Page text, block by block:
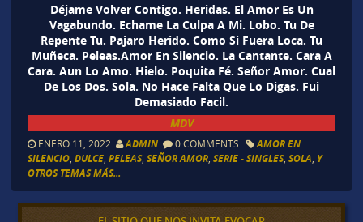
Déjame Volver Contigo. Heridas. El Amor Es Un
Vagabundo. Echame La Culpa A Mi. Lobo. Tu De
Repente Tu. Pajaro Herido. Como Si Fuera Loca. Tu
Muñeca. Peleas.Amor En Silencio. La Cantante. Cara A
Cara. Aun Lo Amo. Hielo. Poquita Fé. Señor Amor. Cual
De Los Dos. Sola. No Hace Falta Que Lo Digas. Fui
Demasiado Facil.
MDV
ENERO 11, 2022 ADMIN 0 COMMENTS
AMOR EN
SILENCIO, DULCE, PELEAS, SEÑOR AMOR, SERIE - SINGLES, SOLA, Y
OTROS TEMAS MÁS...